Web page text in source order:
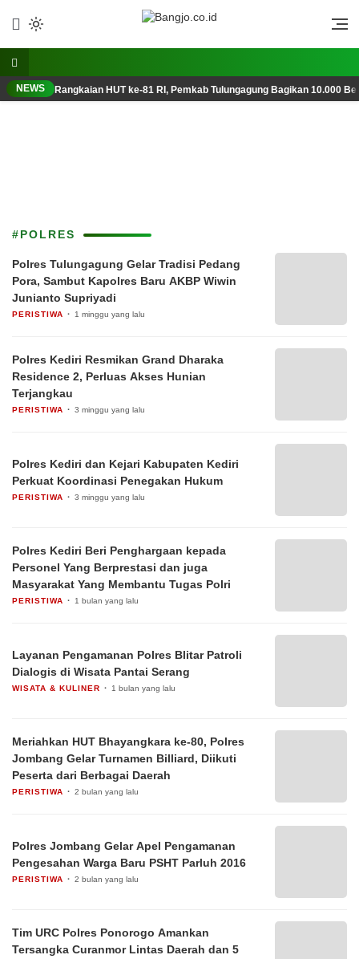
NEWS Rangkaian HUT ke-81 RI, Pemkab Tulungagung Bagikan 10.000
#POLRES
Polres Tulungagung Gelar Tradisi Pedang
Pora, Sambut Kapolres Baru AKBP Wiwin
Junianto Supriyadi
PERISTIWA 1 minggu yang lalu
Polres Kediri Resmikan Grand Dharaka
Residence 2, Perluas Akses Hunian
Terjangkau
PERISTIWA 3 minggu yang lalu
Polres Kediri dan Kejari Kabupaten Kediri
Perkuat Koordinasi Penegakan Hukum
PERISTIWA 3 minggu yang lalu
Polres Kediri Beri Penghargaan kepada
Personel Yang Berprestasi dan juga
Masyarakat Yang Membantu Tugas Polri
PERISTIWA 1 bulan yang lalu
Layanan Pengamanan Polres Blitar Patroli
Dialogis di Wisata Pantai Serang
WISATA & KULINER 1 bulan yang lalu
Meriahkan HUT Bhayangkara ke-80, Polres
Jombang Gelar Turnamen Billiard, Diikuti
Peserta dari Berbagai Daerah
PERISTIWA 2 bulan yang lalu
Polres Jombang Gelar Apel Pengamanan
Pengesahan Warga Baru PSHT Parluh 2016
PERISTIWA 2 bulan yang lalu
Tim URC Polres Ponorogo Amankan
Tersangka Curanmor Lintas Daerah dan 5